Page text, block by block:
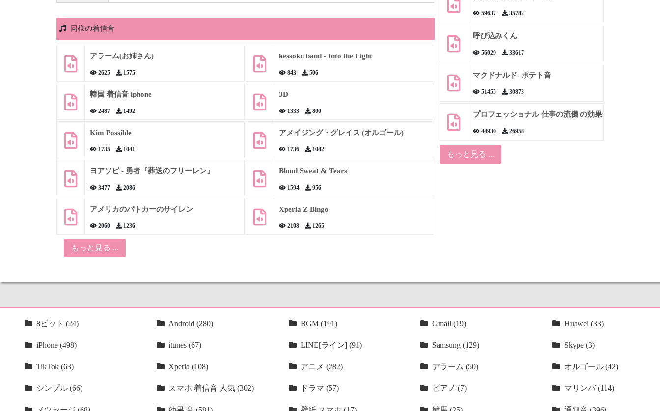
同様の着信音
アラーム(お姉さん)
2625 1575
kessoku band - Into the Light
843 506
韓国 着信音 iphone
2487 1492
3D
1333 800
Kim Possible
1735 1041
アメイジング・グレイス (オルゴール)
1736 1042
ヨアソビ - 勇者『葬送のフリーレン』
3477 2086
Blood Sweat & Tears
1594 956
アメリカのパトカーのサイレン
2060 1236
Xperia Z Bingo
2108 1265
もっと見る ...
59637 35782
呼び込みくん
56029 33617
マクドナルド- ポテト音
51455 30873
プロフェッショナル 仕事の流儀 の効果音
44930 26958
もっと見る ...
8ビット (24) Android (280) BGM (191) Gmail (19) Huawei (33)
iPhone (498) itunes (67) LINE[ライン] (91) Samsung (129) Skype (3)
TikTok (63) Xperia (108) アニメ (282) アラーム (50) オルゴール (42)
シンプル (66) スマホ 着信音 人気 (302) ドラマ (57) ピアノ (7) マリンバ (114)